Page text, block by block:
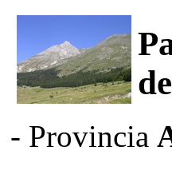
- Provincia